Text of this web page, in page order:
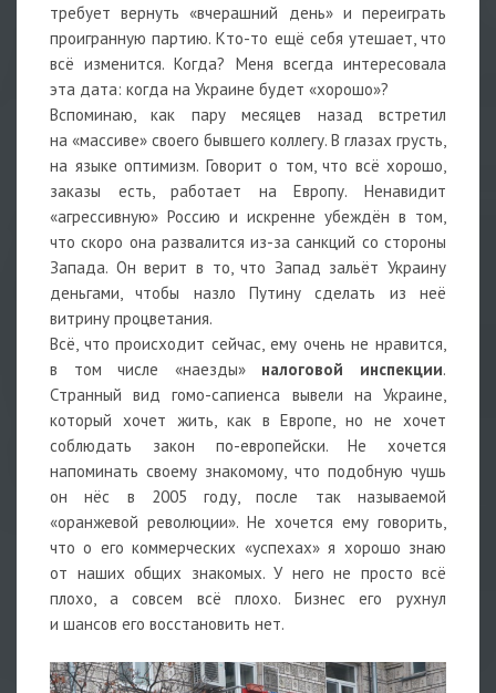
требует вернуть «вчерашний день» и переиграть
проигранную партию. Кто-то ещё себя утешает, что
всё изменится. Когда? Меня всегда интересовала
эта дата: когда на Украине будет «хорошо»?
Вспоминаю, как пару месяцев назад встретил
на «массиве» своего бывшего коллегу. В глазах грусть,
на языке оптимизм. Говорит о том, что всё хорошо,
заказы есть, работает на Европу. Ненавидит
«агрессивную» Россию и искренне убеждён в том,
что скоро она развалится из-за санкций со стороны
Запада. Он верит в то, что Запад зальёт Украину
деньгами, чтобы назло Путину сделать из неё
витрину процветания.
Всё, что происходит сейчас, ему очень не нравится,
в том числе «наезды» налоговой инспекции.
Странный вид гомо-сапиенса вывели на Украине,
который хочет жить, как в Европе, но не хочет
соблюдать закон по-европейски. Не хочется
напоминать своему знакомому, что подобную чушь
он нёс в 2005 году, после так называемой
«оранжевой революции». Не хочется ему говорить,
что о его коммерческих «успехах» я хорошо знаю
от наших общих знакомых. У него не просто всё
плохо, а совсем всё плохо. Бизнес его рухнул
и шансов его восстановить нет.